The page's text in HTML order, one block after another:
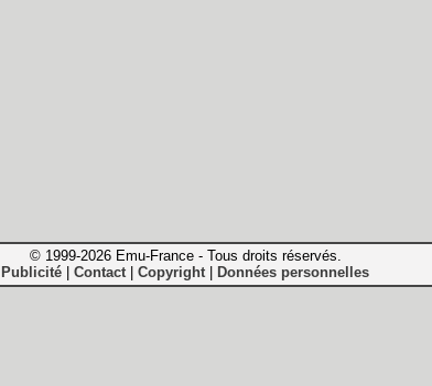
© 1999-2026 Emu-France - Tous droits réservés.
Publicité Contact Copyright Données personnelles